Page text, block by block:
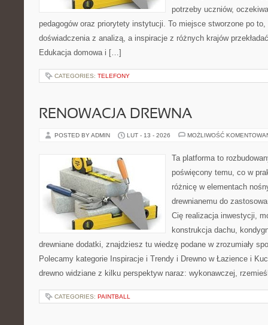
potrzeby uczniów,
pedagogów oraz priorytety instytucji. To miejsce stworzone po to,
doświadczenia z analizą, a inspiracje z różnych krajów
Edukacja domowa i […]
CATEGORIES: TELEFONY
RENOWACJA DREWNA
POSTED BY ADMIN LUT - 13 - 2026 MOŻLIWOŚĆ
Ta platforma to
poświęcony temu, co w
różnicę w elementach
drewnianemu do
Cię realizacja inwestycji,
konstrukcja dachu,
drewniane dodatki, znajdziesz tu wiedzę podane w zrozumiały
Polecamy kategorie Inspiracje i Trendy i Drewno w Łazience i
drewno widziane z kilku perspektyw naraz: wykonawczej,
CATEGORIES: PAINTBALL